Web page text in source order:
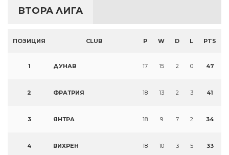
ВТОРА ЛИГА
ПОЗИЦИЯ CLUB P W D L PTS
1 ДУНАВ 17 15 2 0 47
2 ФРАТРИЯ 18 13 2 3 41
3 ЯНТРА 18 9 7 2 34
4 ВИХРЕН 18 10 3 5 33